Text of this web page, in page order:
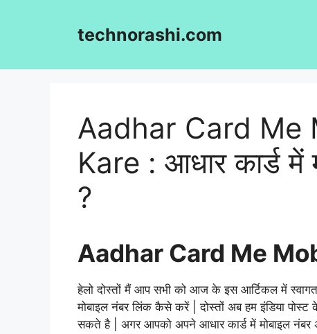
technorashi.com
Aadhar Card Me
Kare : आधार कार्ड
?
Aadhar Card Me
हेलो दोस्तों मैं आप सभी को आज के इस आर्टिकलमें
मोबाइल नंबर लिंक कैसे करें | दोस्तों अब हम इंडिया
सकते है | अगर आपको अपने आधार कार्ड में मोबाइल नंबर